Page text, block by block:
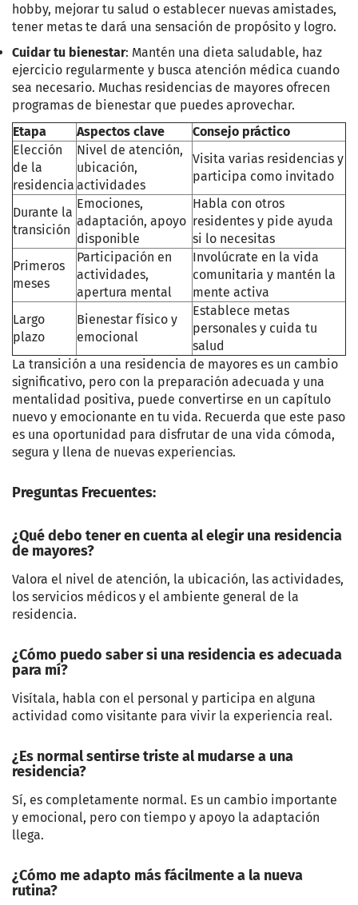
hobby, mejorar tu salud o establecer nuevas amistades,
tener metas te dará una sensación de propósito y logro.
Cuidar tu bienestar: Mantén una dieta saludable, haz
ejercicio regularmente y busca atención médica cuando
sea necesario. Muchas residencias de mayores ofrecen
programas de bienestar que puedes aprovechar.
Etapa
Aspectos clave
Consejo práctico
Elección
de la
residencia
Nivel de atención,
ubicación,
actividades
Visita varias residencias y
participa como invitado
Durante la
transición
Emociones,
adaptación, apoyo
disponible
Habla con otros
residentes y pide ayuda
si lo necesitas
Primeros
meses
Participación en
actividades,
apertura mental
Involúcrate en la vida
comunitaria y mantén la
mente activa
Largo
plazo
Bienestar físico y
emocional
Establece metas
personales y cuida tu
salud
La transición a una residencia de mayores es un cambio
significativo, pero con la preparación adecuada y una
mentalidad positiva, puede convertirse en un capítulo
nuevo y emocionante en tu vida. Recuerda que este paso
es una oportunidad para disfrutar de una vida cómoda,
segura y llena de nuevas experiencias.
Preguntas Frecuentes:
¿Qué debo tener en cuenta al elegir una residencia
de mayores?
Valora el nivel de atención, la ubicación, las actividades,
los servicios médicos y el ambiente general de la
residencia.
¿Cómo puedo saber si una residencia es adecuada
para mí?
Visítala, habla con el personal y participa en alguna
actividad como visitante para vivir la experiencia real.
¿Es normal sentirse triste al mudarse a una
residencia?
Sí, es completamente normal. Es un cambio importante
y emocional, pero con tiempo y apoyo la adaptación
llega.
¿Cómo me adapto más fácilmente a la nueva
rutina?